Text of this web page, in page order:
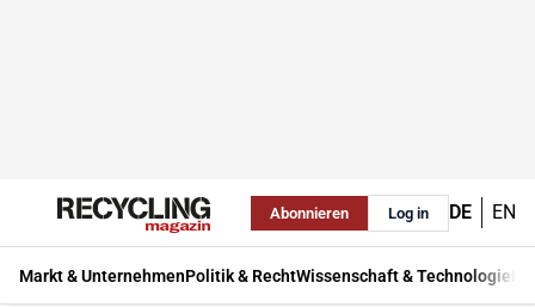
Abonnieren Log in DE EN
Markt & UnternehmenPolitik & RechtWissenschaft & Technologie